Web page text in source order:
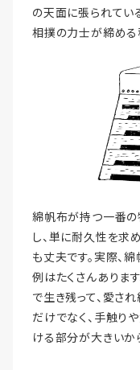
の天面に張られてい
相撲の力士が締める
綿帆布が持つ一番の
し、単に耐久性を求
も丈夫です。実際、
例はたくさんありま
で生き残って、愛さ
だけでなく、手触り
ける部分が大きいか